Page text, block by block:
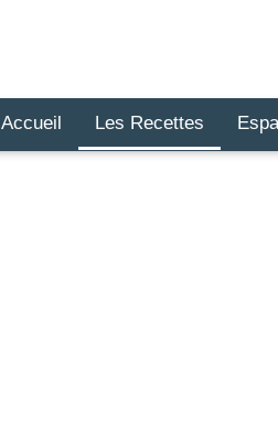
Accueil Les Recettes